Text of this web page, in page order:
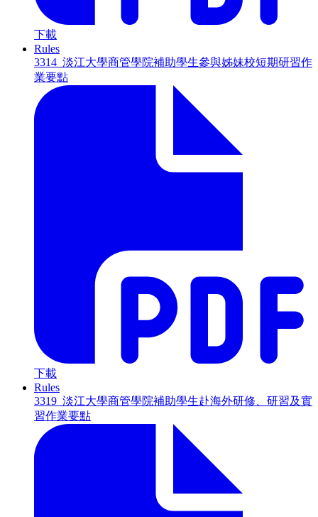
下載
Rules
3314_淡江大學商管學院補助學生參與姊妹校短期研習作
業要點
下載
Rules
3319_淡江大學商管學院補助學生赴海外研修、研習及實
習作業要點